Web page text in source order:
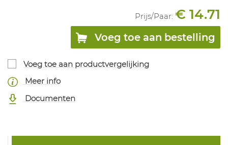
Prijs/Paar: € 14.71
Voeg toe aan bestelling
Voeg toe aan productvergelijking
Meer info
Documenten